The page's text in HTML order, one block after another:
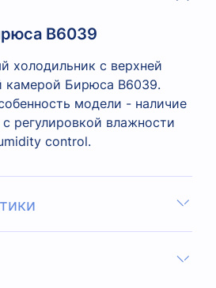
B6039
холодильник с верхней
камерой Бирюса B6039.
модели - наличие
регулировкой влажности
control.